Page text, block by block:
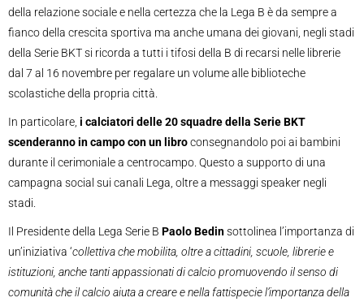
della relazione sociale e nella certezza che la Lega B è da sempre a
fianco della crescita sportiva ma anche umana dei giovani, negli stadi
della Serie BKT si ricorda a tutti i tifosi della B di recarsi nelle librerie
dal 7 al 16 novembre per regalare un volume alle biblioteche
scolastiche della propria città.
In particolare, i calciatori delle 20 squadre della Serie BKT
scenderanno in campo con un libroconsegnandolo poi ai bambini
durante il cerimoniale a centrocampo. Questo a supporto di una
campagna social sui canali Lega, oltre a messaggi speaker negli
stadi.
Il Presidente della Lega Serie B Paolo Bedinsottolinea l’importanza di
un’iniziativa ‘collettiva che mobilita, oltre a cittadini, scuole, librerie e
istituzioni, anche tanti appassionati di calcio promuovendo il senso di
comunità che il calcio aiuta a creare e nella fattispecie l’importanza della